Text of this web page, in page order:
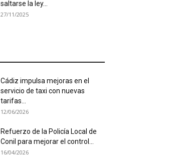
saltarse la ley...
27/11/2025
Cádiz impulsa mejoras en el
servicio de taxi con nuevas
tarifas...
12/06/2026
Refuerzo de la Policía Local de
Conil para mejorar el control...
16/04/2026